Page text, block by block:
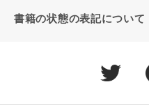
書籍の状態の表記について